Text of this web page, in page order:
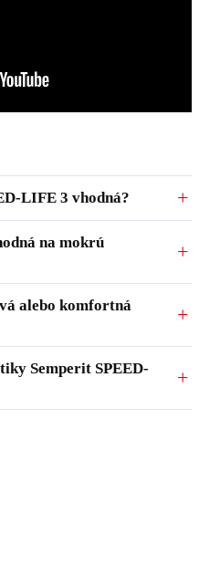
LIFE 3 vhodná?
na mokrú
alebo komfortná
Semperit SPEED-